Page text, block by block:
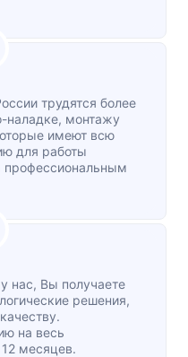
трудятся более
наладке, монтажу
имеют всю
для работы
нас, Вы получаете
решения,
на весь
месяцев.